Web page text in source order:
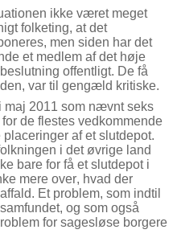
ikke været meget
folketing, at det
men siden har det
et medlem af det høje
offentligt. De få
var til gengæld kritiske.
maj 2011 som nævnt seks
de flestes vedkommende
af et slutdepot.
i det øvrige land
bare for få et slutdepot i
mere over, hvad der
Et problem, som indtil
og som også
for sagesløse borgere